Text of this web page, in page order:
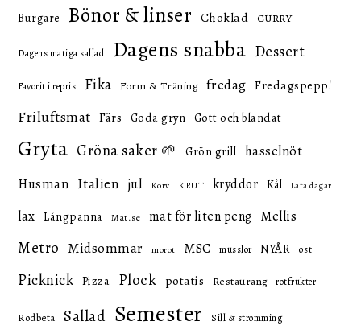
Burgare Bönor & linser Choklad CURRY
Dagens matiga sallad Dagens snabba Dessert
Favorit i repris Fika Form & Träning fredag Fredagspepp!
Friluftsmat Färs Goda gryn Gott och blandat
Gryta Gröna saker 🌱 Grön grill hasselnöt
Husman Italien jul Korv KRUT kryddor Kål Lata dagar
lax Långpanna Mat.se mat för liten peng Mellis
Metro Midsommar morot MSC musslor NYÅR ost
Picknick Pizza Plock potatis Restaurang rotfrukter
Rödbeta Sallad Semester Sill & strömming